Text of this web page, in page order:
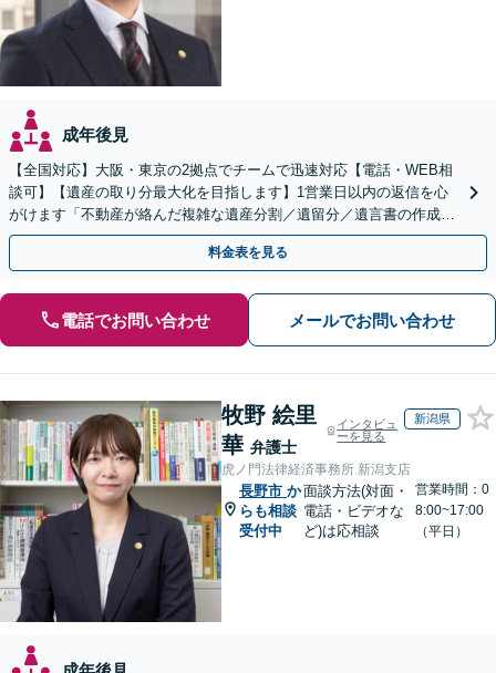
成年後見
【全国対応】大阪・東京の2拠点でチームで迅速対応【電話・WEB相
談可】【遺産の取り分最大化を目指します】1営業日以内の返信を心
がけます「不動産が絡んだ複雑な遺産分割／遺留分／遺言書の作成・
執行／事業承継など、お任せください」【休日相談あり】
料金表を見る
電話でお問い合わせ メールでお問い合わせ
牧野 絵里
華 弁護士
インタビュ
ーを見る
新潟県
虎ノ門法律経済事務所 新潟支店
長野市 か
らも相談
受付中
面談方法(対面・
電話・ビデオな
ど)は応相談
営業時間：0
8:00~17:00
（平日）